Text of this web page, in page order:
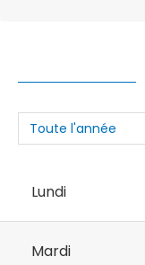
Lundi
Mardi